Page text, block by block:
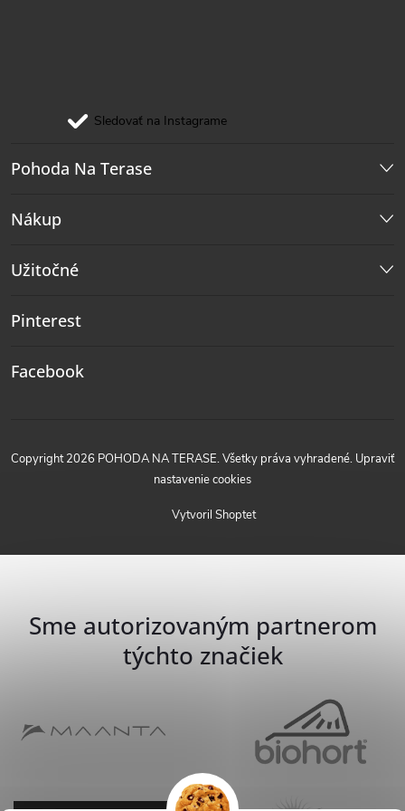
Sledovať na Instagrame
Pohoda Na Terase
Nákup
Užitočné
Pinterest
Facebook
Vytvoril Shoptet
Copyright 2026 POHODA NA TERASE. Všetky práva vyhradené. Upraviť
nastavenie cookies
Sme autorizovaným partnerom
týchto značiek